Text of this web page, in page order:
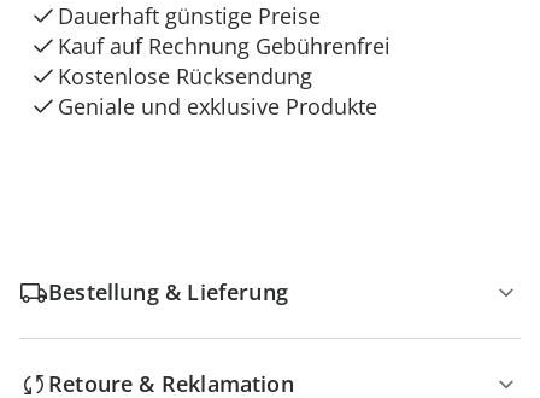
Dauerhaft günstige Preise
Kauf auf Rechnung Gebührenfrei
Kostenlose Rücksendung
Geniale und exklusive Produkte
Bestellung & Lieferung
Retoure & Reklamation